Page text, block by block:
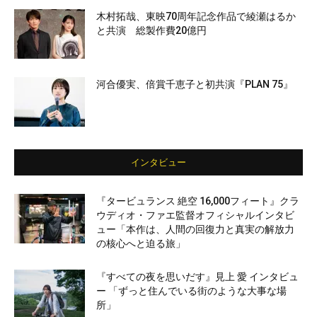
木村拓哉、東映70周年記念作品で綾瀬はるか
と共演 総製作費20億円
河合優実、倍賞千恵子と初共演『PLAN 75』
インタビュー
『タービュランス 絶空 16,000フィート』クラ
ウディオ・ファエ監督オフィシャルインタビ
ュー「本作は、人間の回復力と真実の解放力
の核心へと迫る旅」
『すべての夜を思いだす』見上 愛 インタビュ
ー 「ずっと住んでいる街のような大事な場
所」